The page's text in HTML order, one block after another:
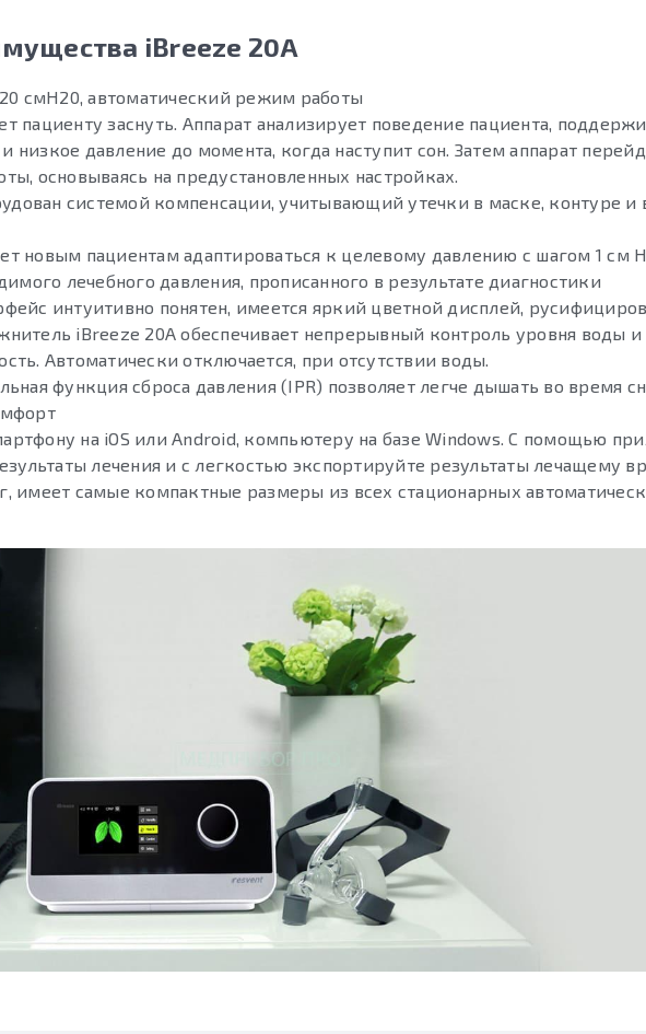
iBreeze 20A
смH20, автоматический режим работы
пациенту заснуть. Аппарат анализирует поведение пациента,
давление до момента, когда наступит сон. Затем аппарат
основываясь на предустановленных настройках.
системой компенсации, учитывающий утечки в маске, контуре и
новым пациентам адаптироваться к целевому давлению с шагом 1 см
лечебного давления, прописанного в результате диагностики
интуитивно понятен, имеется яркий цветной дисплей,
iBreeze 20A обеспечивает непрерывный контроль уровня воды и
Автоматически отключается, при отсутствии воды.
функция сброса давления (IPR) позволяет легче дышать во время
на iOS или Android, компьютеру на базе Windows. С помощью
лечения и с легкостью экспортируйте результаты лечащему
имеет самые компактные размеры из всех стационарных